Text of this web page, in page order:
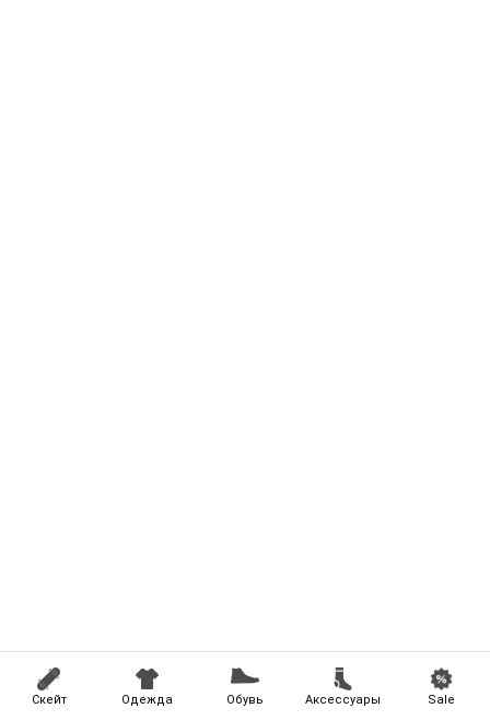
Скейт Одежда Обувь Аксессуары Sale